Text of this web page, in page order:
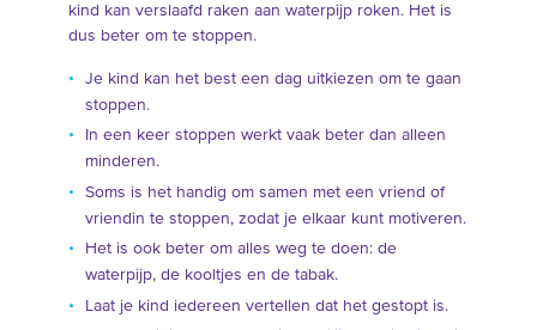
kind kan verslaafd raken aan waterpijp roken. Het is
dus beter om te stoppen.
Je kind kan het best een dag uitkiezen om te gaan
stoppen.
In een keer stoppen werkt vaak beter dan alleen
minderen.
Soms is het handig om samen met een vriend of
vriendin te stoppen, zodat je elkaar kunt motiveren.
Het is ook beter om alles weg te doen: de
waterpijp, de kooltjes en de tabak.
Laat je kind iedereen vertellen dat het gestopt is.